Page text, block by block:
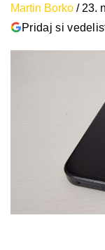
Martin Borko / 23.
Pridaj si